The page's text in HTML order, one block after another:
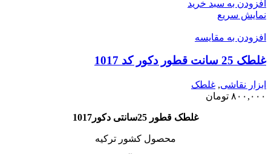
افزودن به سبد خرید
نمایش سریع
افزودن به مقایسه
غلطک 25 سانت قطور دکور کد 1017
ابزار نقاشی, غلطک
۸۰۰,۰۰۰ تومان
غلطک قطور 25سانتی دکور 1017
محصول کشور ترکیه